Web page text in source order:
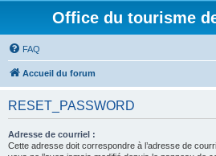
Office du tourisme
FAQ
Accueil du forum
RESET_PASSWORD
Adresse de courriel :
Cette adresse doit correspondre à l’adresse de